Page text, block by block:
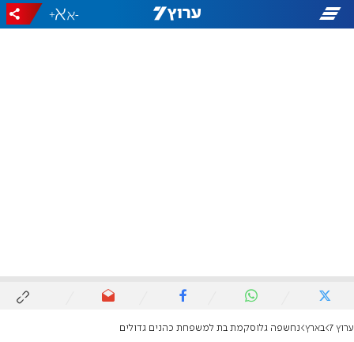
-
+
ערוץ 7 בארץ נחשפה גלוסקמת בת למשפחת כהנים גדולים